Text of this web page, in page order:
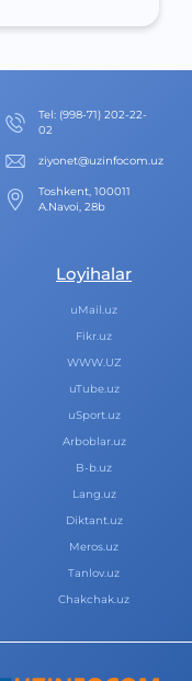
Теl: (998-71) 202-22-
02
ziyonet@uzinfocom.uz
Toshkent, 100011
A.Navoi, 28b
Loyihalar
uMail.uz
Fikr.uz
WWW.UZ
uTube.uz
uSport.uz
Arboblar.uz
B-b.uz
Lang.uz
Diktant.uz
Meros.uz
Tanlov.uz
Chakchak.uz